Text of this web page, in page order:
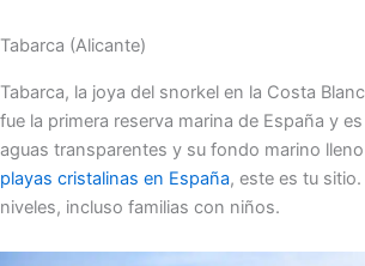
Tabarca (Alicante)
Tabarca, la joya del snorkel en la Costa
fue la primera reserva marina de España y
aguas transparentes y su fondo marino
playas cristalinas en España, este es tu
niveles, incluso familias con niños.